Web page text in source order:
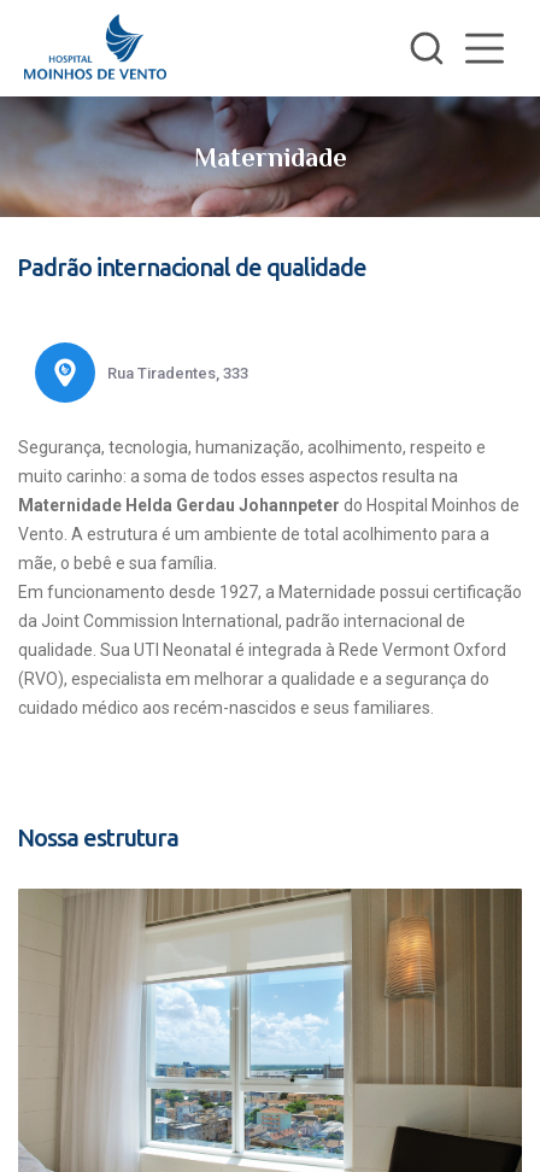
Maternidade
Padrão internacional de qualidade
Rua Tiradentes, 333
Segurança, tecnologia, humanização, acolhimento, respeito e
muito carinho: a soma de todos esses aspectos resulta na
Maternidade Helda Gerdau Johannpeter do Hospital Moinhos de
Vento. A estrutura é um ambiente de total acolhimento para a
mãe, o bebê e sua família.
Em funcionamento desde 1927, a Maternidade possui certificação
da Joint Commission International, padrão internacional de
qualidade. Sua UTI Neonatal é integrada à Rede Vermont Oxford
(RVO), especialista em melhorar a qualidade e a segurança do
cuidado médico aos recém-nascidos e seus familiares.
Nossa estrutura